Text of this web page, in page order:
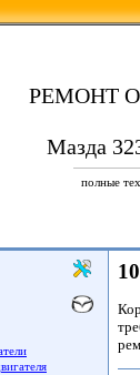
РЕМОНТ
Мазда
полные